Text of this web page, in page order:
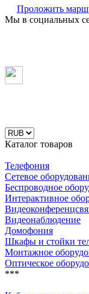
Проложить
Мы в социальных
Каталог товаров
Телефония
Сетевое
Беспроводное
Интерактивное
Видеонаблюдение
Домофония
Шкафы и стойки
Монтажное
Оптическое
***